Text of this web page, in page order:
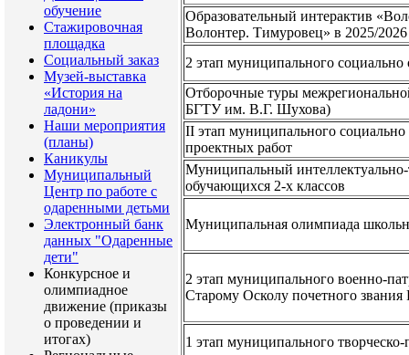
обучение
Стажировочная
площадка
Социальный заказ
Музей-выставка
«История на
ладони»
Наши мероприятия
(планы)
Каникулы
Муниципальный
Центр по работе с
одаренными детьми
Электронный банк
данных "Одаренные
дети"
Конкурсное и
олимпиадное
движение (приказы
о проведении и
итогах)
Образовательный интерактив
Волонтер. Тимуровец» в 2025/
2 этап муниципального
Отборочные туры
БГТУ им. В.Г. Шухова)
II этап муниципального
проектных работ
Муниципальный
обучающихся 2-х классов
Муниципальная олимпиада
2 этап муниципального военно-
Старому Осколу почетного
1 этап муниципального